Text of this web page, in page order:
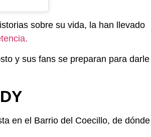
sobre su vida, la han llevado
y sus fans se preparan para darle
en el Barrio del Coecillo, de dónde